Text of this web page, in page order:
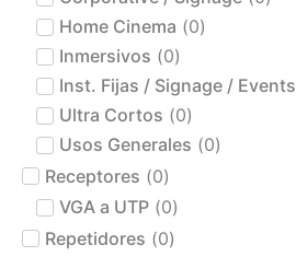
Home Cinema (0)
Inmersivos (0)
Inst. Fijas / Signage / Events
Ultra Cortos (0)
Usos Generales (0)
Receptores (0)
VGA a UTP (0)
Repetidores (0)